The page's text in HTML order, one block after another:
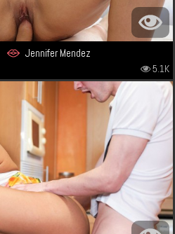
Jennifer Mendez
5.1K